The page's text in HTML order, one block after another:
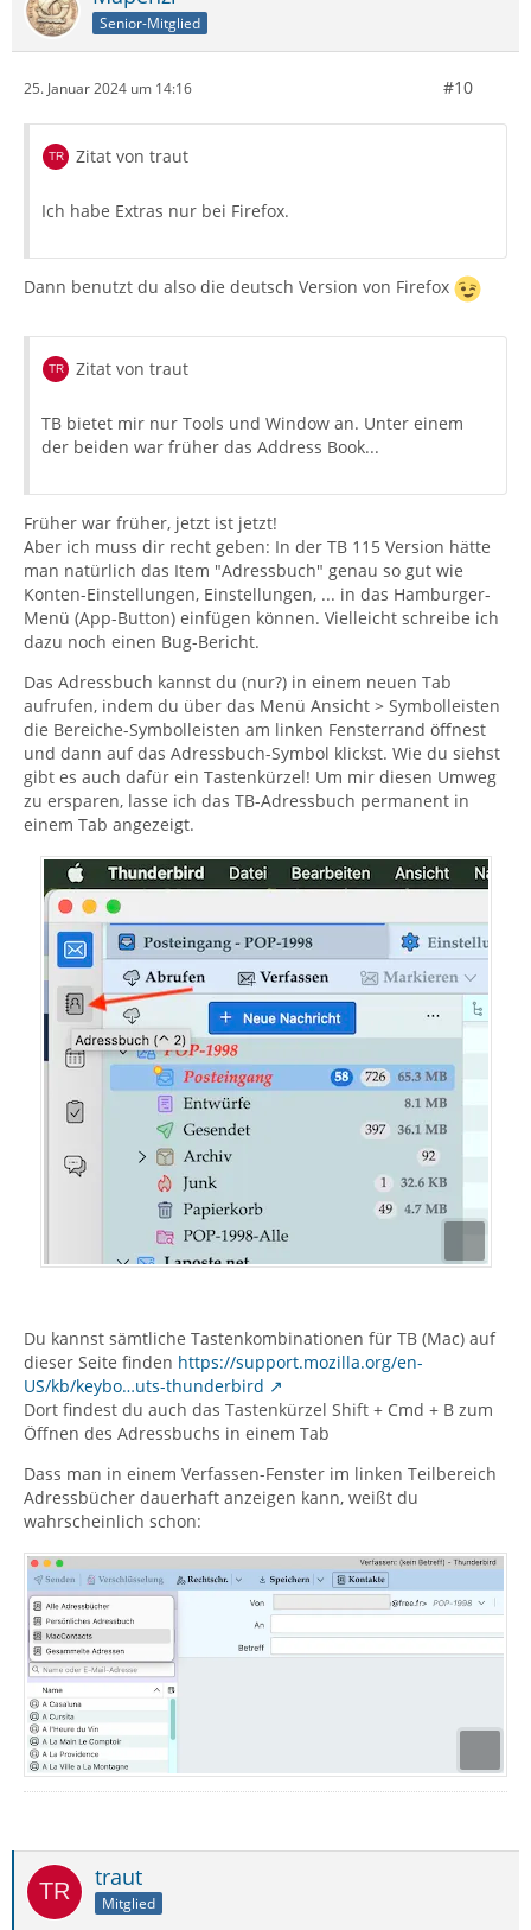
Senior-Mitglied
25. Januar 2024 um 14:16 #10
Zitat von traut
Ich habe Extras nur bei Firefox.
Dann benutzt du also die deutsch Version von Firefox
Zitat von traut
TB bietet mir nur Tools und Window an. Unter einem
der beiden war früher das Address Book...
Früher war früher, jetzt ist jetzt!
Aber ich muss dir recht geben: In der TB 115 Version hätte
man natürlich das Item "Adressbuch" genau so gut wie
Konten-Einstellungen, Einstellungen, ... in das Hamburger-
Menü (App-Button) einfügen können. Vielleicht schreibe ich
dazu noch einen Bug-Bericht.
Das Adressbuch kannst du (nur?) in einem neuen Tab
aufrufen, indem du über das Menü Ansicht > Symbolleisten
die Bereiche-Symbolleisten am linken Fensterrand öffnest
und dann auf das Adressbuch-Symbol klickst. Wie du siehst
gibt es auch dafür ein Tastenkürzel! Um mir diesen Umweg
zu ersparen, lasse ich das TB-Adressbuch permanent in
einem Tab angezeigt.
Du kannst sämtliche Tastenkombinationen für TB (Mac) auf
dieser Seite finden https://support.mozilla.org/en-
US/kb/keybo…uts-thunderbird
Dort findest du auch das Tastenkürzel Shift + Cmd + B zum
Öffnen des Adressbuchs in einem Tab
Dass man in einem Verfassen-Fenster im linken Teilbereich
Adressbücher dauerhaft anzeigen kann, weißt du
wahrscheinlich schon:
traut
Mitglied